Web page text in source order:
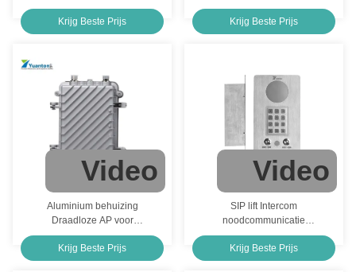
Gevangenis en Gevangenis,
Muur Opgezette IP Telefoon
Krijg Beste Prijs
Akoestische Kap van de
lawaaivermindering
Krijg Beste Prijs
Video
Aluminium behuizing
Draadloze AP voor
industriële VoIP-telefoon
Krijg Beste Prijs
Video
SIP lift Intercom
noodcommunicatie
cleanroom telefoon
Krijg Beste Prijs